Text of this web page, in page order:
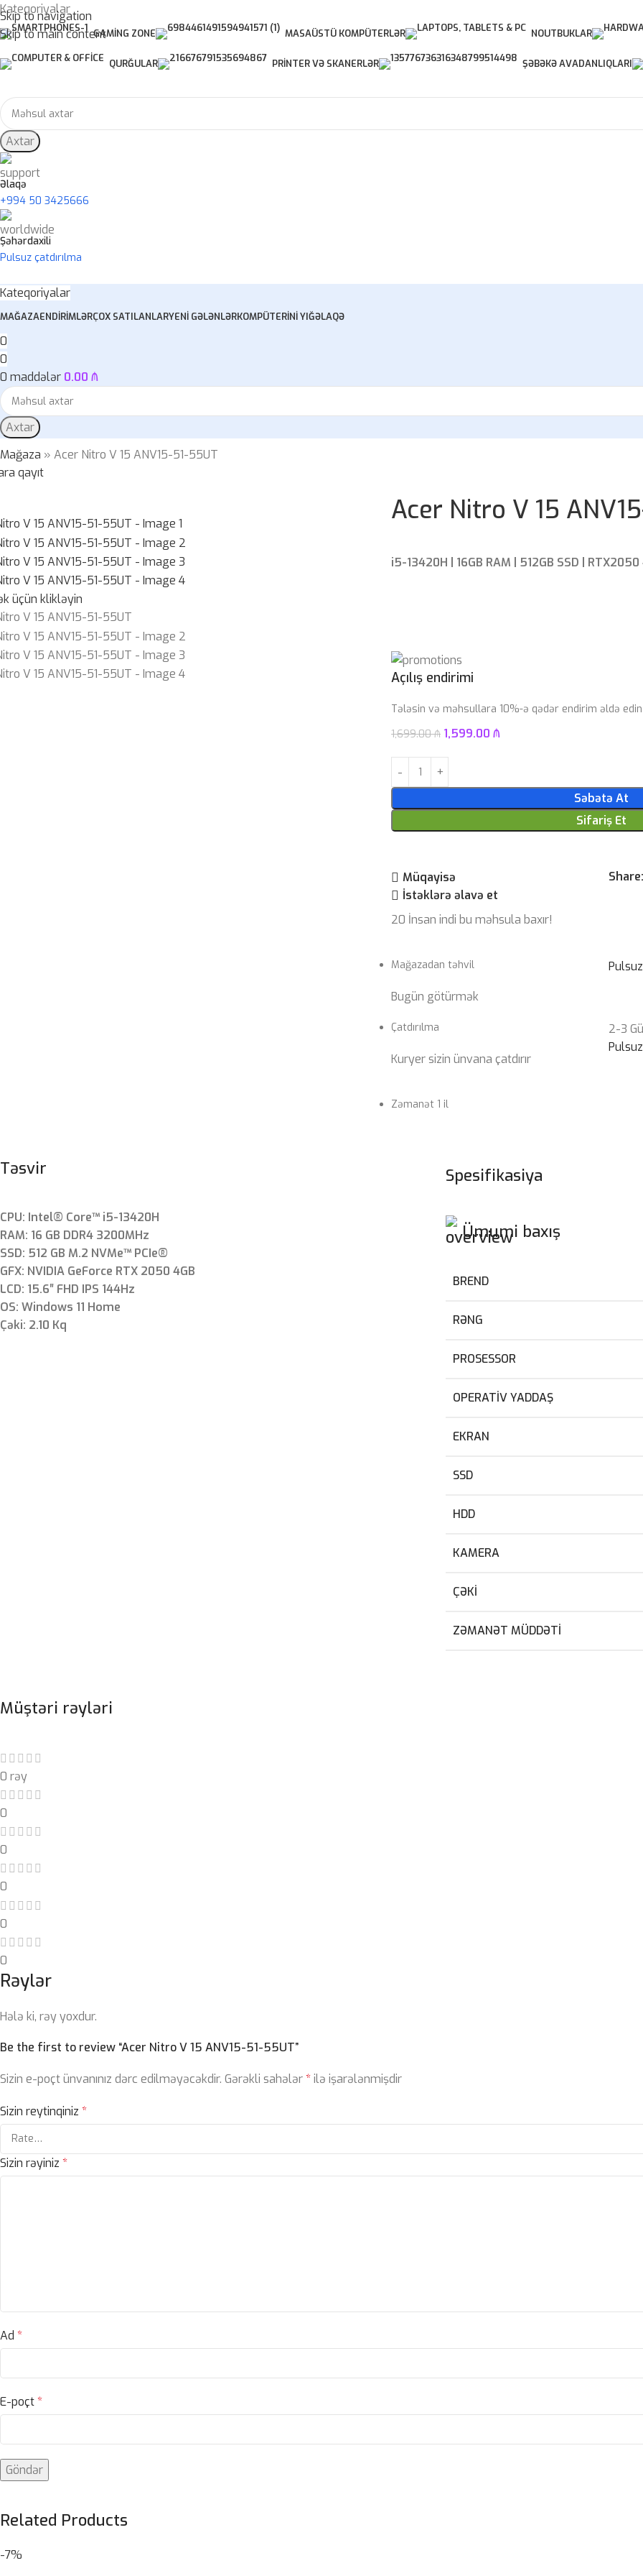
Skip to navigation
Skip to main content
Kateqoriyalar
GAMING ZONE MASAÜSTÜ KOMPÜTERLƏR NOUTBUKLAR
QURĞULAR PRINTER VƏ SKANERLƏR ŞƏBƏKƏ AVADANLIQLARI
Axtar
Əlaqə
+994 50 3425666
Şəhərdaxili
Pulsuz çatdırılma
Kateqoriyalar
MAĞAZAENDIRIMLƏRÇOX SATILANLARYENI GƏLƏNLƏRKOMPÜTERINI YIĞƏLAQƏ
0
0
0 maddələr 0.00 ₼
Axtar
Mağaza »Acer Nitro V 15 ANV15-51-55UT
qayıt
üçün klikləyin
Acer Nitro V 15
i5-13420H | 16GB RAM | 512GB SSD |
Açılış endirimi
Tələsin və məhsullara 10%-ə qədər endirim əldə edin
1,699.00₼ 1,599.00₼
Səbətə At
Sifariş Et
Müqayisə
İstəklərə əlavə et
20 İnsan indi bu məhsula baxır!
Mağazadan təhvil
Bugün götürmək
Pulsuz
Çatdırılma
Kuryer sizin ünvana çatdırır
2-3
Pulsuz
Zəmanət 1 il
Təsvir
CPU: Intel® Core™ i5-13420H
RAM: 16 GB DDR4 3200MHz
SSD: 512 GB M.2 NVMe™ PCIe®
GFX: NVIDIA GeForce RTX 2050 4GB
LCD: 15.6″ FHD IPS 144Hz
OS: Windows 11 Home
Çəki: 2.10 Kq
Spesifikasiya
Ümumi baxış
BREND
RƏNG
PROSESSOR
OPERATIV YADDAŞ
EKRAN
SSD
HDD
KAMERA
ÇƏKI
ZƏMANƏT MÜDDƏTI
Müştəri rəyləri
0 rəy
0
0
0
0
0
Rəylər
Hələ ki, rəy yoxdur.
Be the first to review “Acer Nitro V 15 ANV15-51-55UT”
Sizin e-poçt ünvanınız dərc edilməyəcəkdir. Gərəkli sahələr*ilə işarələnmişdir
Sizin reytinqiniz *
Sizin rəyiniz *
Ad *
E-poçt*
Related Products
-7%